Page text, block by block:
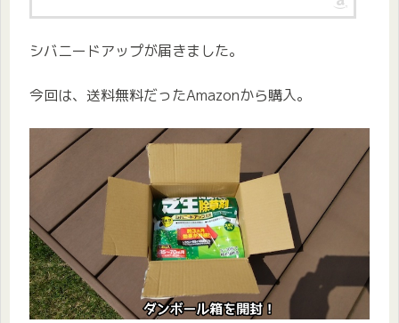
シバニードアップが届きました。
今回は、送料無料だったAmazonから購入。